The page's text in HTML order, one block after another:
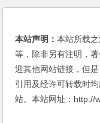
本站声明：本站所载
等，除非另有注明，
迎其他网站链接，但
引用及经许可转载时
站。本站网址：http://